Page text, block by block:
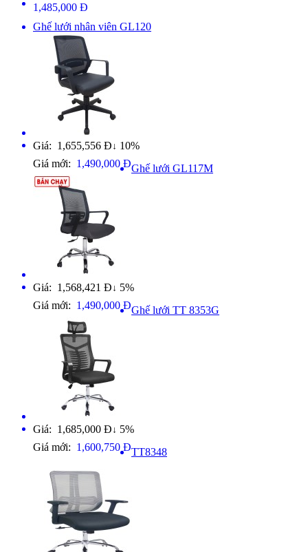
1,485,000 Đ
Ghế lưới nhân viên GL120
Giá: 1,655,556 Đ ↓ 10%
Giá mới: 1,490,000 ĐGhế lưới GL117M
Giá: 1,568,421 Đ ↓ 5%
Giá mới: 1,490,000 ĐGhế lưới TT 8353G
Giá: 1,685,000 Đ ↓ 5%
Giá mới: 1,600,750 ĐTT8348